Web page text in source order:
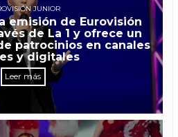
JUNIOR
emisión de Eurovisión
de La 1 y ofrece un
patrocinios en canales
y digitales
Leer más